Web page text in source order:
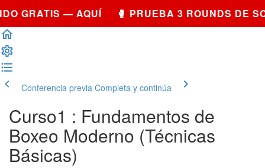
GRATIS — AQUÍ 🥊 PRUEBA 3 ROUNDS DE
Conferencia previa Completa y continúa
Curso1 : Fundamentos de
Boxeo Moderno (Técnicas
Básicas)